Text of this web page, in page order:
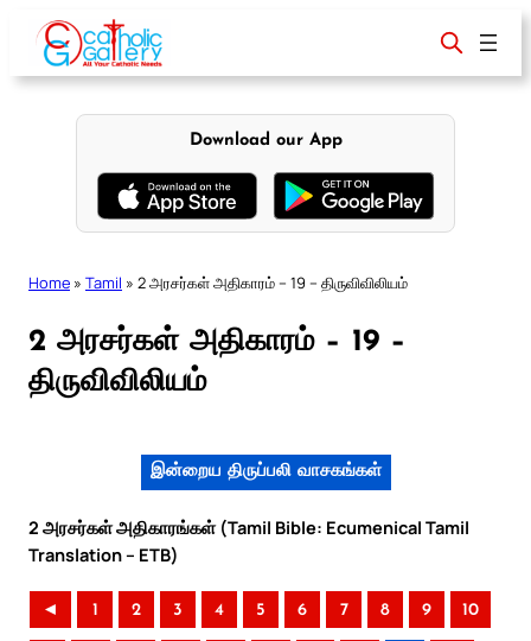
content
Download our App
Home » Tamil » 2 அரசர்கள் அதிகாரம் – 19 – திருவிவிலியம்
2 அரசர்கள் அதிகாரம் – 19 –
திருவிவிலியம்
இன்றைய திருப்பலி வாசகங்கள்
2 அரசர்கள் அதிகாரங்கள் (Tamil Bible: Ecumenical Tamil
Translation – ETB)
◄ 1 2 3 4 5 6 7 8 9 10